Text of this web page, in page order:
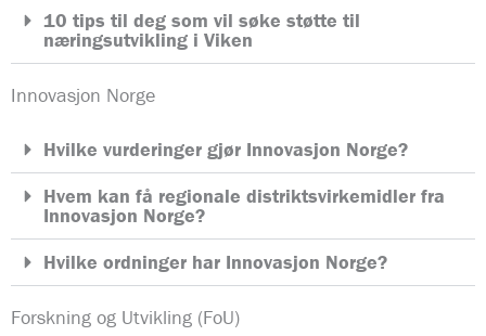
10 tips til deg som vil søke støtte til
næringsutvikling i Viken
Innovasjon Norge
Hvilke vurderinger gjør Innovasjon Norge?
Hvem kan få regionale distriktsvirkemidler fra
Innovasjon Norge?
Hvilke ordninger har Innovasjon Norge?
Forskning og Utvikling (FoU)